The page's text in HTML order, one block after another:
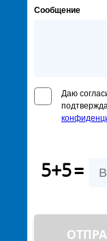
Сообщение
Даю
5+5=